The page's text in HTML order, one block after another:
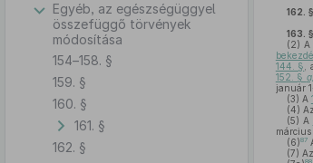
Egyéb, az egészségüggyel
összefüggő törvények
módosítása
154–158. §
159. §
160. §
161. §
162. §
162. §
163. §
(2) A
144. §
152. §
január
(3) A
(4) Az
(5) A
(6)87
(7) Az
88